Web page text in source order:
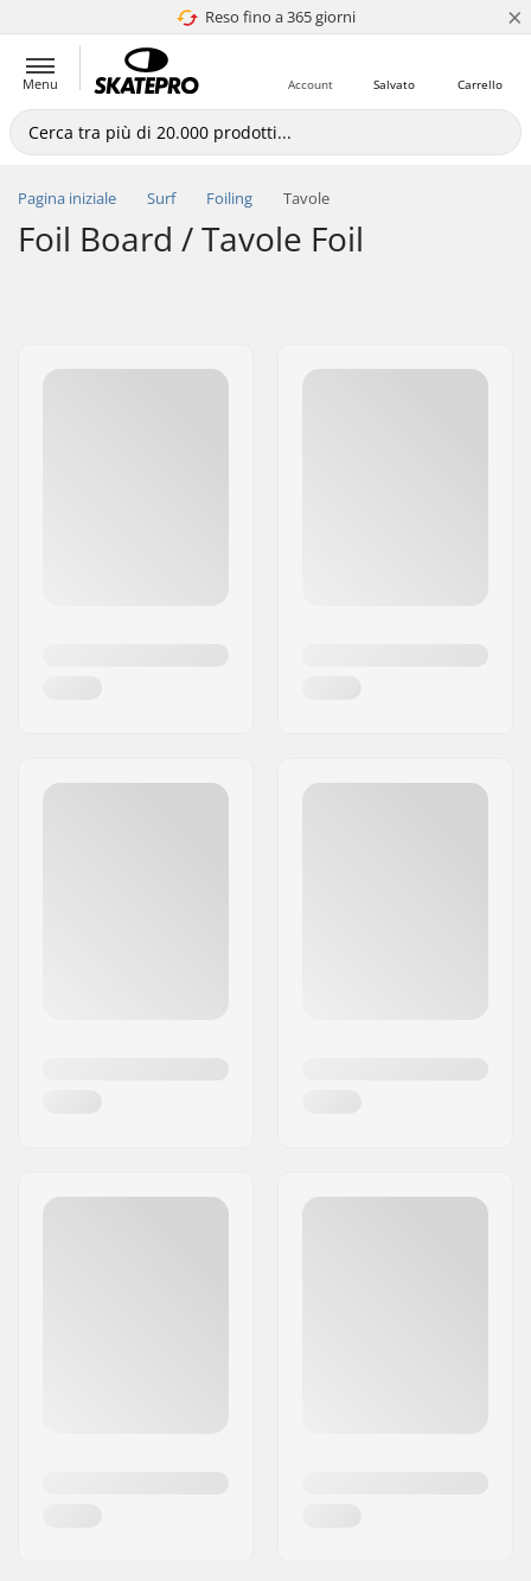
Reso fino a 365 giorni
4.8 di 5 ×
Menu Carrello
Salvato
Account
Pagina iniziale Surf Foiling Tavole
Foil Board / Tavole Foil